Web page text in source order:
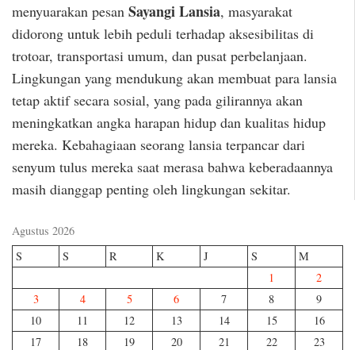
menyuarakan pesan Sayangi Lansia, masyarakat
didorong untuk lebih peduli terhadap aksesibilitas di
trotoar, transportasi umum, dan pusat perbelanjaan.
Lingkungan yang mendukung akan membuat para lansia
tetap aktif secara sosial, yang pada gilirannya akan
meningkatkan angka harapan hidup dan kualitas hidup
mereka. Kebahagiaan seorang lansia terpancar dari
senyum tulus mereka saat merasa bahwa keberadaannya
masih dianggap penting oleh lingkungan sekitar.
Agustus 2026
S
S R K J S
M
1
2
3
4 5 6 7 8
9
10
11 12 13 14 15
16
17
18 19 20 21 22
23